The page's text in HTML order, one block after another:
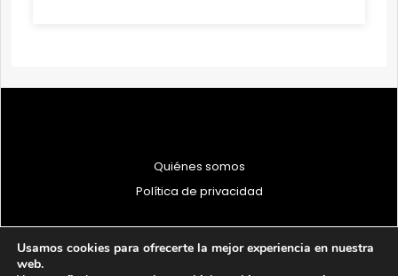
Quiénes somos
Política de privacidad
Usamos cookies para ofrecerte la mejor experiencia en nuestra
web.